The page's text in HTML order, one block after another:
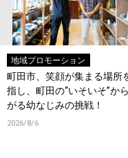
地域プロモーション
町田市、笑顔が集まる場所
指し、町田の“いそいそ”か
がる幼なじみの挑戦！
2026/8/6